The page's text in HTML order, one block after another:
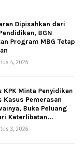
Dipisahkan dari
BGN
Program MBG Tetap
4, 2026
KPK Minta Penyidikan
Kasus Pemerasan
Buka Peluang
Keterlibatan...
3, 2026